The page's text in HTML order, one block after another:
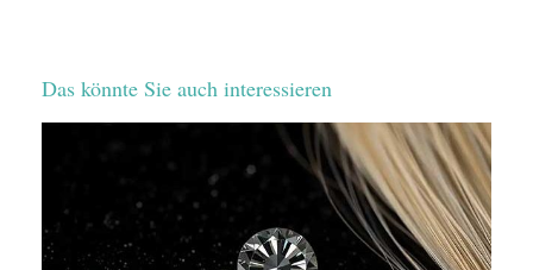
Das könnte Sie auch interessieren